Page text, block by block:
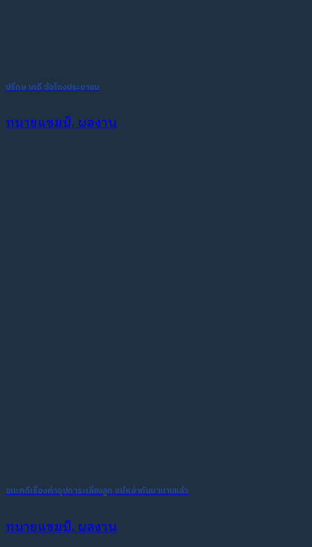
ปรึกษาคดี ฉ้อโกงประชาชน
ทนายแชมป์, ผลงาน
ชนะคดีเรื่องค่าอุปการะเลี่ยงลูก แม้หย่ากันมานานแล้ว
ทนายแชมป์, ผลงาน